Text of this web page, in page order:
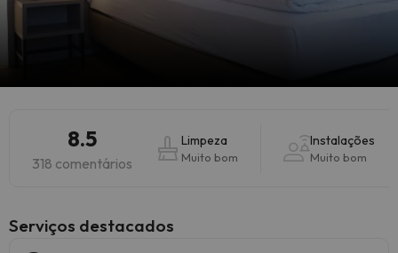
8.5
318 comentários
Limpeza
Muito bom
Instalações
Muito bom
Serviços destacados